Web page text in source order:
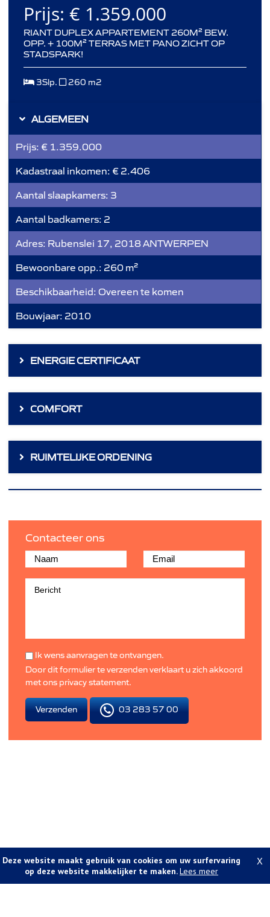
Deze website maakt gebruik van cookies om uw surfervaring
op deze website makkelijker te maken.Lees meer
X
Prijs: € 1.359.000
RIANT DUPLEX APPARTEMENT 260M² BEW.
OPP. + 100M² TERRAS MET PANO ZICHT OP
STADSPARK!
3Slp. 260 m2
Contacteer ons
Ik wens aanvragen te ontvangen.
Door dit formulier te verzenden verklaart u zich akkoord
met ons privacy statement.
Verzenden 03 283 57 00
ALGEMEEN
Prijs: € 1.359.000
Kadastraal inkomen: € 2.406
Aantal slaapkamers: 3
Aantal badkamers: 2
Adres: Rubenslei 17, 2018 ANTWERPEN
Bewoonbare opp.: 260 m²
Beschikbaarheid: Overeen te komen
Bouwjaar: 2010
ENERGIE CERTIFICAAT
COMFORT
RUIMTELIJKE ORDENING